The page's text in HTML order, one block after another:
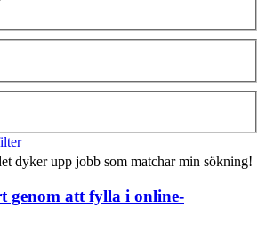
dyker upp jobb som matchar min sökning!
genom att fylla i online-